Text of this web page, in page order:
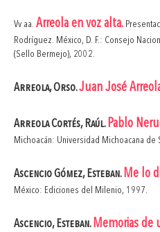
Vv aa. Arreola en voz alta.
Rodríguez. México, D. F.: Consejo
(Sello Bermejo), 2002.
Arreola, Orso.Juan José
Arreola Cortés, Raúl.Pablo
Michoacán: Universidad Michoacana
Ascencio Gómez, Esteban.Me lo
México: Ediciones del Milenio, 1997.
Ascencio, Esteban.Memorias de